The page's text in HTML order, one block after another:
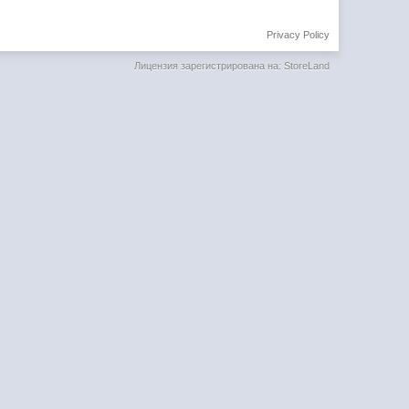
Privacy Policy
Лицензия зарегистрирована на: StoreLand